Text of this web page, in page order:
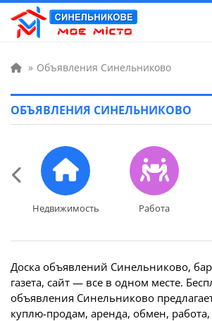
» Объявления Синельниково
ОБЪЯВЛЕНИЯ СИНЕЛЬНИКОВО
Недвижимость
Недвижимость Работа
Работа
Доска объявлений Синельниково,
газета, сайт — все в одном месте.
объявления Синельниково
куплю-продам, аренда, обмен,